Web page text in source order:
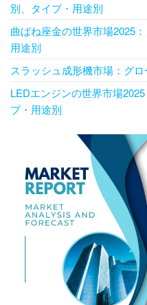
別、タイプ・用途別
曲ばね座金の世界市場2025
用途別
スラッシュ成形機市場：グ
LEDエンジンの世界市場
プ・用途別